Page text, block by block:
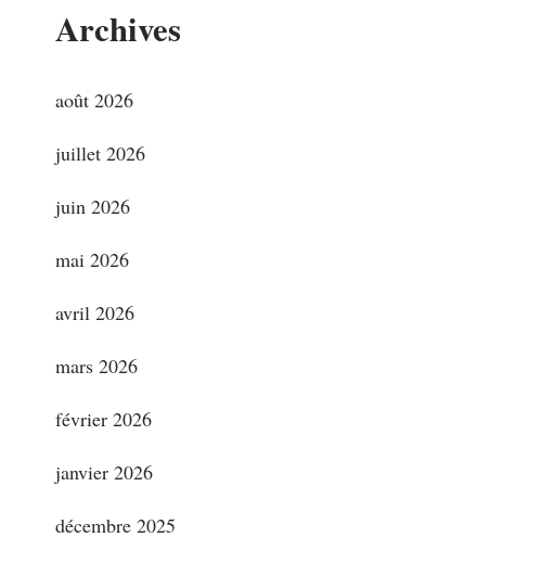
Archives
août 2026
juillet 2026
juin 2026
mai 2026
avril 2026
mars 2026
février 2026
janvier 2026
décembre 2025